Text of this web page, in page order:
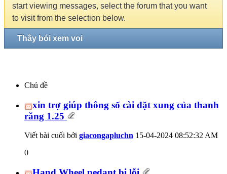
start viewing messages, select the forum that you want
to visit from the selection below.
Thầy bói xem voi
Chủ đề
xin trợ giúp thông số cài đặt xung của thanh
răng 1.25
Viết bài cuối bởi giacongapluchn 15-04-2024 08:52:32 AM
0